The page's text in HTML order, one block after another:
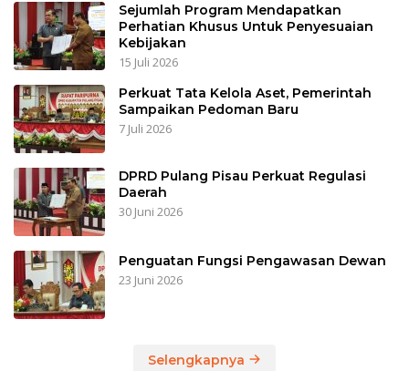
Sejumlah Program Mendapatkan
Perhatian Khusus Untuk Penyesuaian
Kebijakan
15 Juli 2026
Perkuat Tata Kelola Aset, Pemerintah
Sampaikan Pedoman Baru
7 Juli 2026
DPRD Pulang Pisau Perkuat Regulasi
Daerah
30 Juni 2026
Penguatan Fungsi Pengawasan Dewan
23 Juni 2026
Selengkapnya